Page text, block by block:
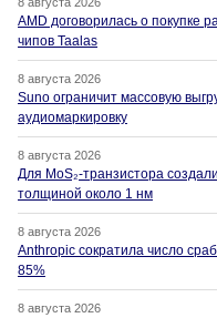
AMD договорилась о покупке
чипов Taalas
8 августа 2026
Suno ограничит массовую
аудиомаркировку
8 августа 2026
Для MoS₂-транзистора
толщиной около 1 нм
8 августа 2026
Anthropic сократила число
85%
8 августа 2026